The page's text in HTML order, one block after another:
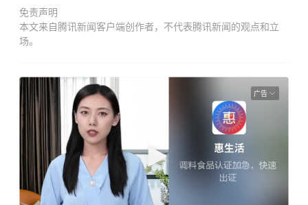
免责声明
本文来自腾讯新闻客户端创作者，不代表腾讯新闻的观点和立
场。
广告